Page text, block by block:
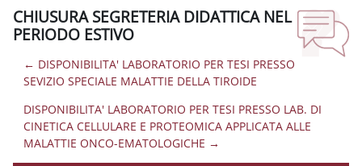
CHIUSURA SEGRETERIA DIDATTICA NEL
PERIODO ESTIVO
← DISPONIBILITA' LABORATORIO PER TESI PRESSO
SEVIZIO SPECIALE MALATTIE DELLA TIROIDE
DISPONIBILITA' LABORATORIO PER TESI PRESSO LAB. DI
CINETICA CELLULARE E PROTEOMICA APPLICATA ALLE
MALATTIE ONCO-EMATOLOGICHE →